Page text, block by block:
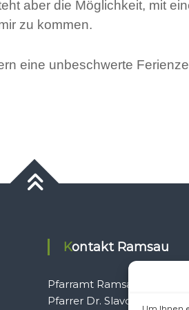
aber die Möglichkeit, mit
zu kommen.
eine unbeschwerte
Kontakt Ramsau
Pfarramt Ramsau
Pfarrer Dr. Slavomír